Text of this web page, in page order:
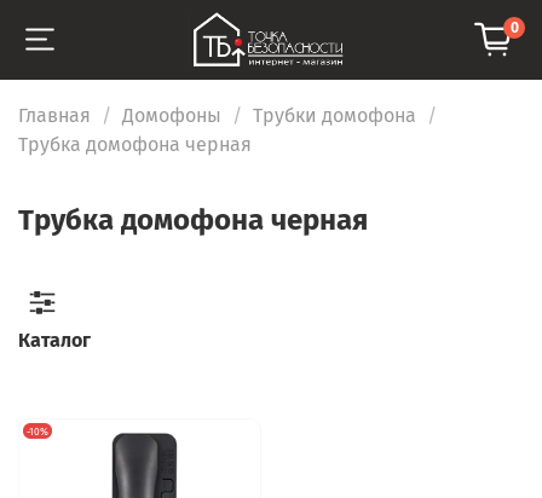
0
Главная Домофоны
Трубки домофона
Трубка домофона черная
Трубка домофона черная
-10%
Каталог